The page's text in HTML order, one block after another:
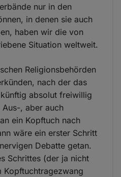
nur in den
in denen sie auch
haben wir die von
Situation weltweit.
Religionsbehörden
nach der das
absolut freiwillig
, aber auch
ein Kopftuch nach
wäre ein erster Schritt
Debatte getan.
Schrittes (der ja nicht
Kopftuchtragezwang